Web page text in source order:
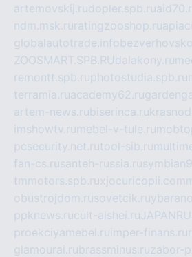
artemovskij.rudopler.spb.ru
ndm.msk.ru ratingzooshop.ru
globalautotrade.info
ZOOSMART.SPB.RUdalakony.ru
remontt.spb.ruphotostudia.spb.ru
terramia.ruacademy62.ru
artem-news.rubiserinca.ru
imshowtv.ru mebel-v-tule.ru
pcsecurity.net.rutool-sib.ru
fan-cs.rusanteh-russia.ru
tmmotors.spb.ruxjocuricopii.com
obustrojdom.rusovetcik.ru
ppknews.rucult-alshei.ru
proekciyamebel.ru imper-finans.ru
glamourai.rubrassminus.ruzabor-